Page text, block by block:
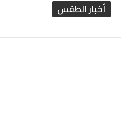
أخبار الطقس